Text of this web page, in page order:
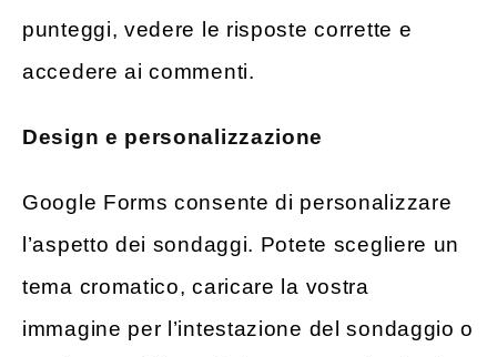
punteggi, vedere le risposte corrette e
accedere ai commenti.
Design e personalizzazione
Google Forms consente di personalizzare
l’aspetto dei sondaggi. Potete scegliere un
tema cromatico, caricare la vostra
immagine per l’intestazione del sondaggio o